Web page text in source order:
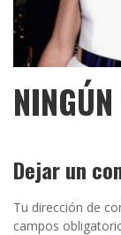
Dejar un
Tu dirección de
campos